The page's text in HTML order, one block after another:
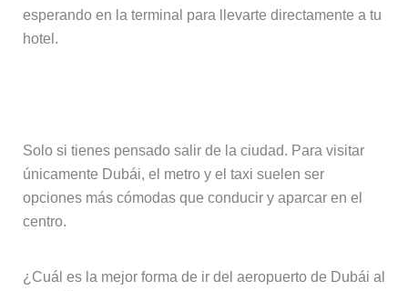
esperando en la terminal para llevarte directamente a tu
hotel.
Solo si tienes pensado salir de la ciudad. Para visitar
únicamente Dubái, el metro y el taxi suelen ser
opciones más cómodas que conducir y aparcar en el
centro.
¿Cuál es la mejor forma de ir del aeropuerto de Dubái al